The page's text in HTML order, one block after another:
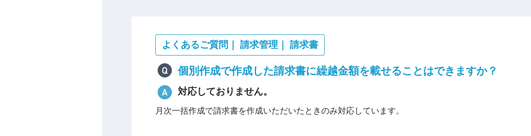
よくあるご質問｜ 請求管理｜ 請求書
個別作成で作成した請求書に繰越金額を載せることはできますか？
対応しておりません。
月次一括作成で請求書を作成いただいたときのみ対応しています。